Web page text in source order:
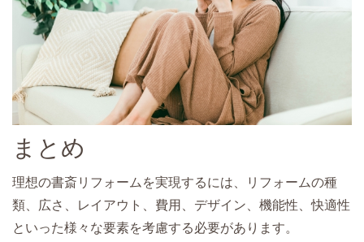
まとめ
理想の書斎リフォームを実現するには、リフォームの種
類、広さ、レイアウト、費用、デザイン、機能性、快適性
といった様々な要素を考慮する必要があります。